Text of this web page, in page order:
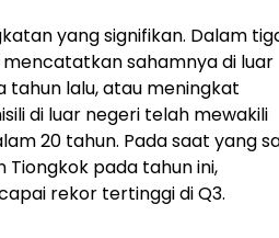
yang signifikan. Dalam
sahamnya di luar
tahun lalu, atau meningkat
di luar negeri telah mewakili
20 tahun. Pada saat yang
pada tahun ini,
rekor tertinggi di Q3.